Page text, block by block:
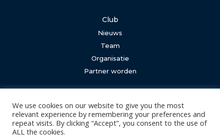
Club
Nieuws
Team
Organisatie
Partner worden
Tickets
Abonnementen
We use cookies on our website to give you the most
relevant experience by remembering your preferences and
repeat visits. By clicking “Accept”, you consent to the use of
ALL the cookies.